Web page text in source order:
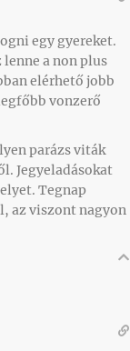
egy gyereket.
a non plus
elérhető jobb
vonzerő
parázs viták
Jegyeladásokat
Tegnap
az viszont nagyon